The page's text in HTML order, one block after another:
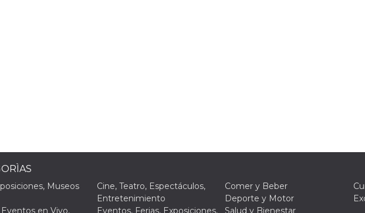
Museos
Cine, Teatro, Espectáculos,
Entretenimiento
Comer y Beber
Deporte y Motor
vinculado al
Facebook informa
que se utiliza para
ayudar con la